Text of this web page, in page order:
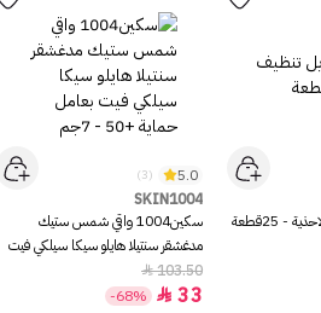
25قطعة
5.0
(3)
SKIN1004
سكين1004 واقي شمس ستيك
مدغشقر سنتيلا هايلو سيكا سيلكي فيت
بعامل حماية +50 - 7جم
103.50

33

-68%